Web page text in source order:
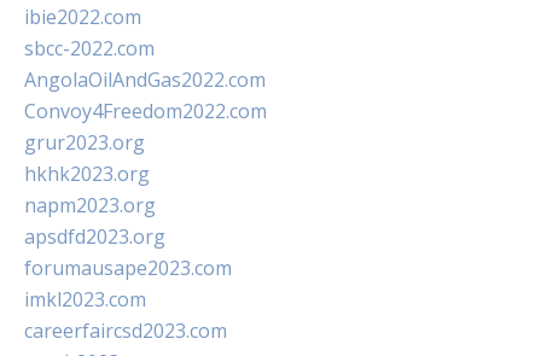
ibie2022.com
sbcc-2022.com
AngolaOilAndGas2022.com
Convoy4Freedom2022.com
grur2023.org
hkhk2023.org
napm2023.org
apsdfd2023.org
forumausape2023.com
imkl2023.com
careerfaircsd2023.com